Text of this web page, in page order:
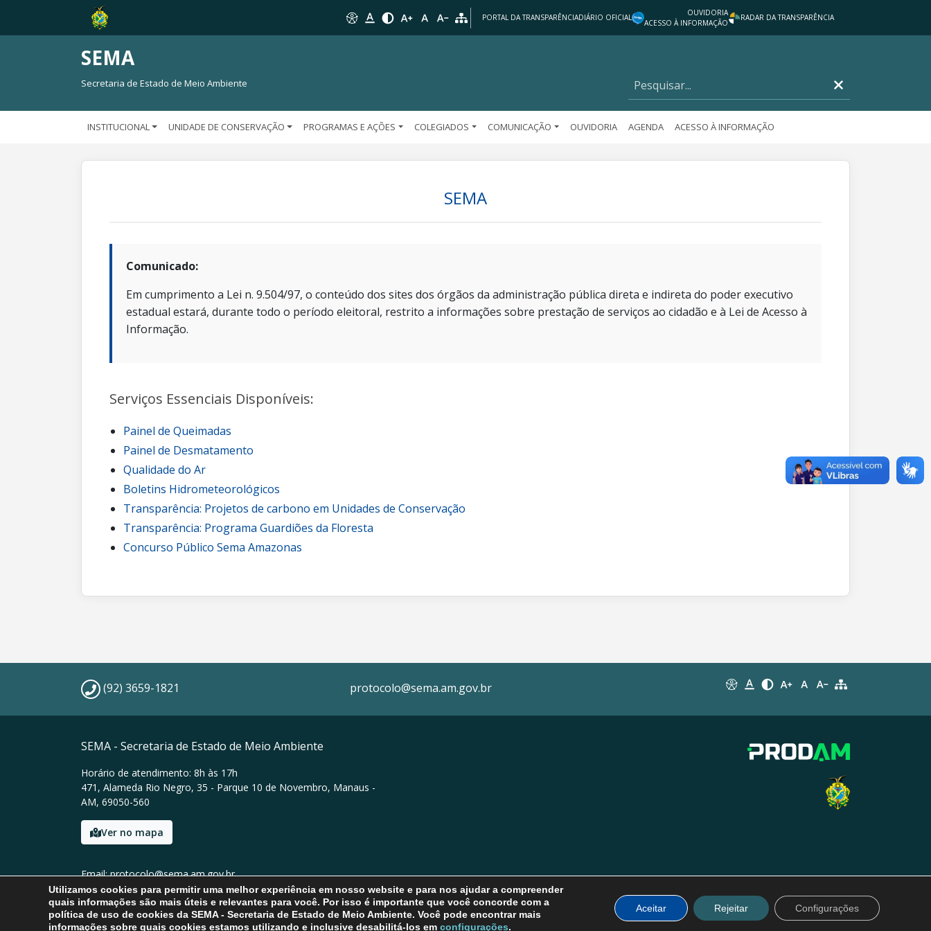
PORTAL DA TRANSPARÊNCIADIÁRIO OFICIAL
OUVIDORIA
ACESSO À INFORMAÇÃO
RADAR DA TRANSPARÊNCIA
SEMA
Secretaria de Estado de Meio Ambiente
INSTITUCIONAL UNIDADE DE CONSERVAÇÃO PROGRAMAS E AÇÕES COLEGIADOS COMUNICAÇÃO OUVIDORIA AGENDA ACESSO À INFORMAÇÃO
SEMA
Comunicado:
Em cumprimento a Lei n. 9.504/97, o conteúdo dos sites dos órgãos da administração pública direta e indireta do poder executivo
estadual estará, durante todo o período eleitoral, restrito a informações sobre prestação de serviços ao cidadão e à Lei de Acesso à
Informação.
Serviços Essenciais Disponíveis:
Painel de Queimadas
Painel de Desmatamento
Qualidade do Ar
Boletins Hidrometeorológicos
Transparência: Projetos de carbono em Unidades de Conservação
Transparência: Programa Guardiões da Floresta
Concurso Público Sema Amazonas
(92) 3659-1821 protocolo@sema.am.gov.br
SEMA - Secretaria de Estado de Meio Ambiente
Horário de atendimento: 8h às 17h
471, Alameda Rio Negro, 35 - Parque 10 de Novembro, Manaus -
AM, 69050-560
Ver no mapa
Email: protocolo@sema.am.gov.br
Tel: (92) 3659-1821
Utilizamos cookies para permitir uma melhor experiência em nosso website e para nos ajudar a compreender
quais informações são mais úteis e relevantes para você. Por isso é importante que você concorde com a
política de uso de cookies da SEMA - Secretaria de Estado de Meio Ambiente. Você pode encontrar mais
informações sobre quais cookies estamos utilizando e inclusive desabilitá-los em configurações.
Aceitar Rejeitar Configurações